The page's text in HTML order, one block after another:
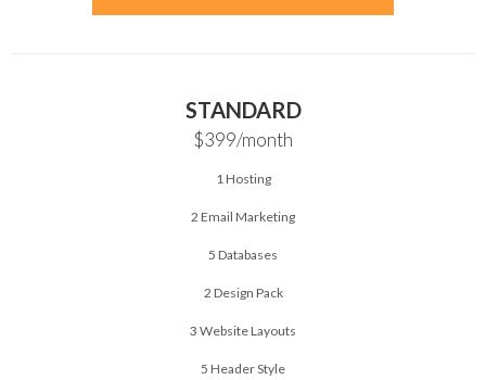
STANDARD
$399/month
1 Hosting
2 Email Marketing
5 Databases
2 Design Pack
3 Website Layouts
5 Header Style